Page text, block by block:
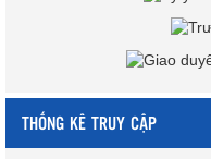
THỐNG KÊ TRUY CẬP